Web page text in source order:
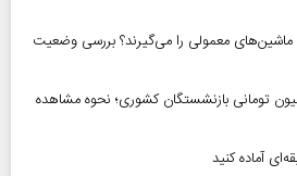
معمولی را می‌گیرند؟ بررسی وضعیت
وام ضروری ۷۵ میلیون تومانی بازنشستگان کشوری؛ نحوه مشاهده